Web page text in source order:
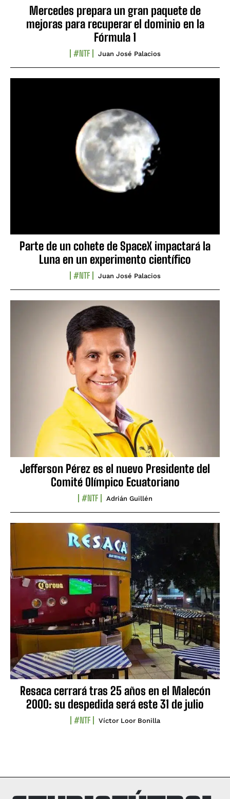
Mercedes prepara un gran paquete de
mejoras para recuperar el dominio en la
Fórmula 1
#NTF Juan José Palacios
Parte de un cohete de SpaceX impactará la
Luna en un experimento científico
#NTF Juan José Palacios
Jefferson Pérez es el nuevo Presidente del
Comité Olímpico Ecuatoriano
#NTF Adrián Guillén
Resaca cerrará tras 25 años en el Malecón
2000: su despedida será este 31 de julio
#NTF Víctor Loor Bonilla